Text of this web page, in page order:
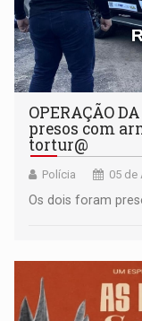
OPERAÇÃO
presos com
tortur@
Polícia 05 de
Os dois foram